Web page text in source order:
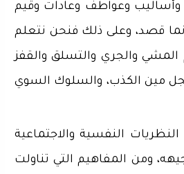
وأساليب وعواطف وعادات وقيم
قصد، وعلى ذلك فنحن نتعلم
المشي والجري والتسلق والقفز
مين الكذب، والسلوك السوي
النفسية والاجتماعية
ومن المفاهيم التي تناولت